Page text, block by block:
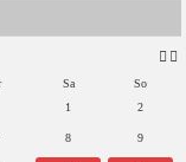
Sa
So
1
2
8 9